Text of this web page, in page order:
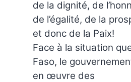
de la dignité, de
de l’égalité, de la
et donc de la Paix!
Face à la situation
Faso, le
en œuvre des